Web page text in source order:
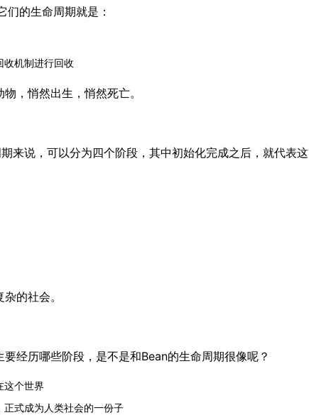
的生命周期就是：
收机制进行回收
，悄然出生，悄然死亡。
来说，可以分为四个阶段，其中初始化完成之后，就代表这
的社会。
经历哪些阶段，是不是和Bean的生命周期很像呢？
这个世界
式成为人类社会的一份子